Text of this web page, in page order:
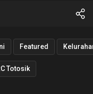
Featured
Totosik